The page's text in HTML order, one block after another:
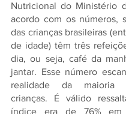
Nutricional do Ministério
acordo com os números,
das crianças brasileiras
de idade) têm três
dia, ou seja, café da
jantar. Esse número
realidade da maioria
crianças. É válido
índice era de 76%